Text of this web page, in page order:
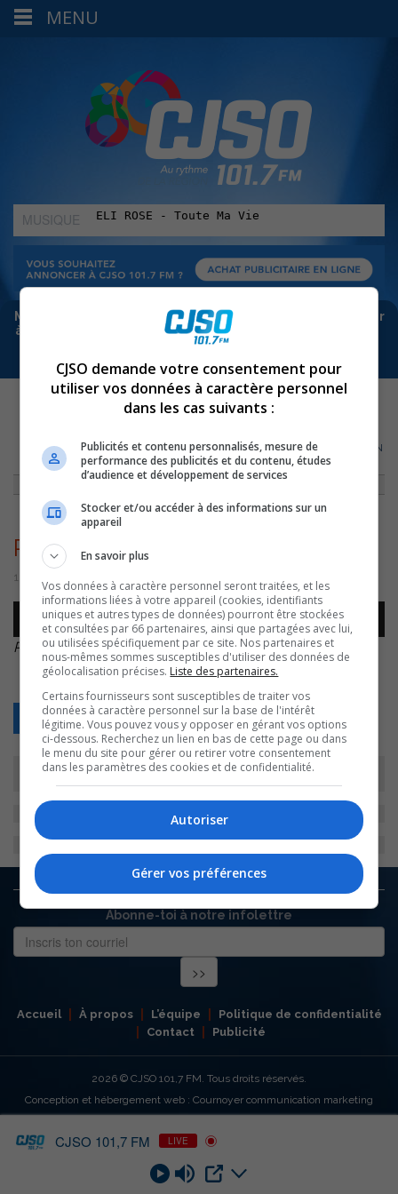
MUSIQUE
:
Meta bloque les infos sur Facebook. Pour ne rien manquer
à Sorel-Tracy et la région, abonne-toi à notre infolettre :
SORELOIS APPRENNENT LEUR HISTOIRE RÉGIONALE»PATRICK PÉLOQUIN
– HISTOIRE CUT2
Patrick Péloquin – Histoire cut2
1 août 2016 | Par Journaliste CJSO
Lecteur
audio
00:00
Patrick Péloquin – Histoire cut2 .
Retour
Abonne-toi à notre infolettre
Accueil À propos L’équipe
Politique de confidentialité
Contact
Publicité
2026 © CJSO 101,7 FM. Tous droits réservés.
Conception et hébergement web : Cournoyer communication marketing
CJSO 101,7 FM LIVE
MENU
CJSO demande votre consentement pour
utiliser vos données à caractère personnel
dans les cas suivants :
Publicités et contenu personnalisés, mesure de
performance des publicités et du contenu, études
d’audience et développement de services
Stocker et/ou accéder à des informations sur un
appareil
En savoir plus
Vos données à caractère personnel seront traitées, et les
informations liées à votre appareil (cookies, identifiants
uniques et autres types de données) pourront être stockées
et consultées par 66 partenaires, ainsi que partagées avec lui,
ou utilisées spécifiquement par ce site. Nos partenaires et
nous-mêmes sommes susceptibles d'utiliser des données de
géolocalisation précises. Liste des partenaires.
Certains fournisseurs sont susceptibles de traiter vos
données à caractère personnel sur la base de l'intérêt
légitime. Vous pouvez vous y opposer en gérant vos options
ci-dessous. Recherchez un lien en bas de cette page ou dans
le menu du site pour gérer ou retirer votre consentement
dans les paramètres des cookies et de confidentialité.
Autoriser
Gérer vos préférences